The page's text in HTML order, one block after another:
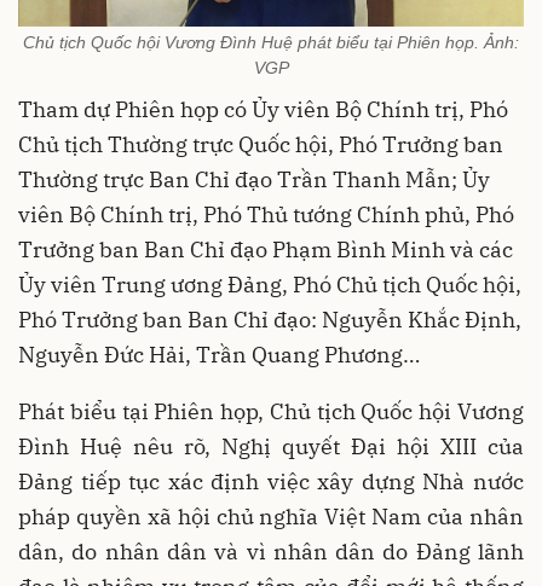
Chủ tịch Quốc hội Vương Đình Huệ phát biểu tại Phiên họp. Ảnh:
VGP
Tham dự Phiên họp có Ủy viên Bộ Chính trị, Phó
Chủ tịch Thường trực Quốc hội, Phó Trưởng ban
Thường trực Ban Chỉ đạo Trần Thanh Mẫn; Ủy
viên Bộ Chính trị, Phó Thủ tướng Chính phủ, Phó
Trưởng ban Ban Chỉ đạo Phạm Bình Minh và các
Ủy viên Trung ương Đảng, Phó Chủ tịch Quốc hội,
Phó Trưởng ban Ban Chỉ đạo: Nguyễn Khắc Định,
Nguyễn Đức Hải, Trần Quang Phương…
Phát biểu tại Phiên họp, Chủ tịch Quốc hội Vương
Đình Huệ nêu rõ, Nghị quyết Đại hội XIII của
Đảng tiếp tục xác định việc xây dựng Nhà nước
pháp quyền xã hội chủ nghĩa Việt Nam của nhân
dân, do nhân dân và vì nhân dân do Đảng lãnh